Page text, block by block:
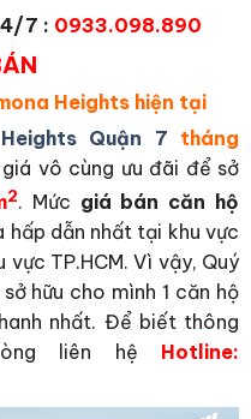
7 : 0933.098.890
Heights hiện tại
Quận 7 tháng
vô cùng ưu đãi để sở
2. Mức giá bán căn hộ
hấp dẫn nhất tại khu vực
TP.HCM. Vì vậy, Quý
hữu cho mình 1 căn hộ
nhất. Để biết thông
liên hệ Hotline: